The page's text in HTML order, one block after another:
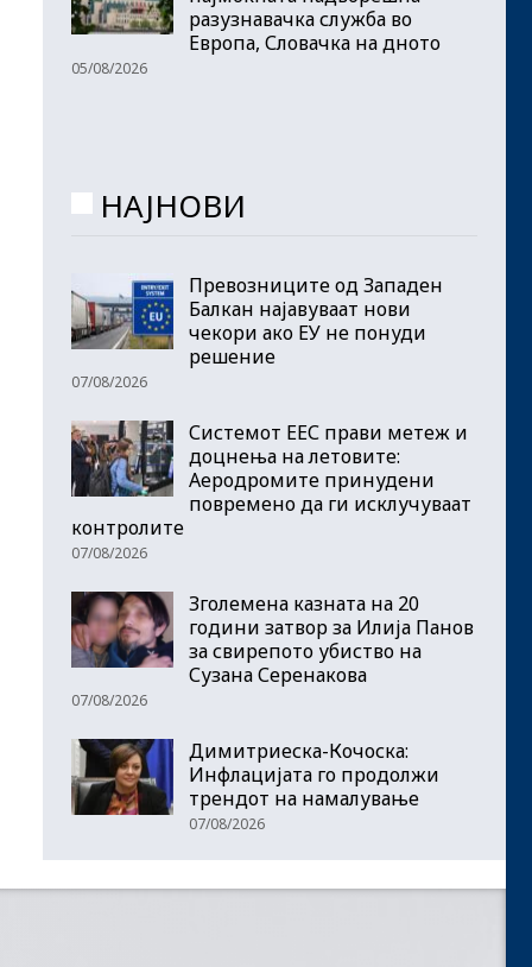
разузнавачка служба во
Европа, Словачка на дното
05/08/2026
НАЈНОВИ
Превозниците од Западен
Балкан најавуваат нови
чекори ако ЕУ не понуди
решение
07/08/2026
Системот ЕЕС прави метеж и
доцнења на летовите:
Аеродромите принудени
повремено да ги исклучуваат
контролите
07/08/2026
Зголемена казната на 20
години затвор за Илија Панов
за свирепото убиство на
Сузана Серенакова
07/08/2026
Димитриеска-Кочоска:
Инфлацијата го продолжи
трендот на намалување
07/08/2026